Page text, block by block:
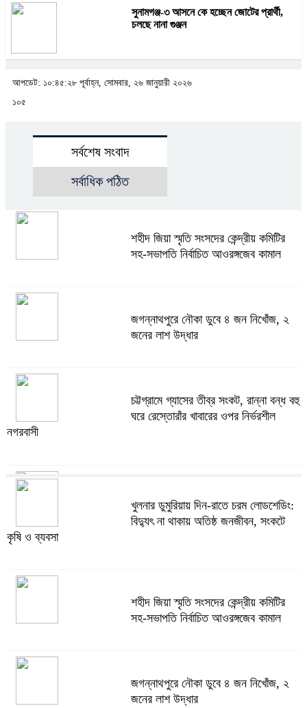
সুনামগঞ্জ-৩ আসনে কে হচ্ছেন জোটের প্রার্থী,
চলছে নানা গুঞ্জন
আপডেট: ১০:৪৫:২৮ পূর্বাহ্ন, সোমবার, ২৬ জানুয়ারী ২০২৬
১০৫
সর্বশেষ সংবাদ
সর্বাধিক পঠিত
শহীদ জিয়া স্মৃতি সংসদের কেন্দ্রীয় কমিটির
সহ-সভাপতি নির্বাচিত আওরঙ্গজেব কামাল
জগন্নাথপুরে নৌকা ডুবে ৪ জন নিখোঁজ, ২
জনের লাশ উদ্ধার
চট্টগ্রামে গ্যাসের তীব্র সংকট, রান্না বন্ধ বহু
ঘরে রেস্তোরাঁর খাবারের ওপর নির্ভরশীল
নগরবাসী
খুলনার ডুমুরিয়ায় দিন-রাতে চরম লোডশেডিং:
বিদ্যুৎ না থাকায় অতিষ্ঠ জনজীবন, সংকটে
কৃষি ও ব্যবসা
অস্ত্র উদ্ধারে ডেভিড ইমনসহ ৫ সন্ত্রাসীর
১০ দিনের রিমান্ড চাইবে পুলিশ
সেনবাগে নতুন গ্যাস কূপের খনন শুরু, মিলতে
পারে দৈনিক ৫-৭ মিলিয়ন ঘনফুট গ্যাস
খুলনার ডুমুরিয়ায় দিন-রাতে চরম লোডশেডিং:
বিদ্যুৎ না থাকায় অতিষ্ঠ জনজীবন, সংকটে
কৃষি ও ব্যবসা
শহীদ জিয়া স্মৃতি সংসদের কেন্দ্রীয় কমিটির
সহ-সভাপতি নির্বাচিত আওরঙ্গজেব কামাল
জগন্নাথপুরে নৌকা ডুবে ৪ জন নিখোঁজ, ২
জনের লাশ উদ্ধার